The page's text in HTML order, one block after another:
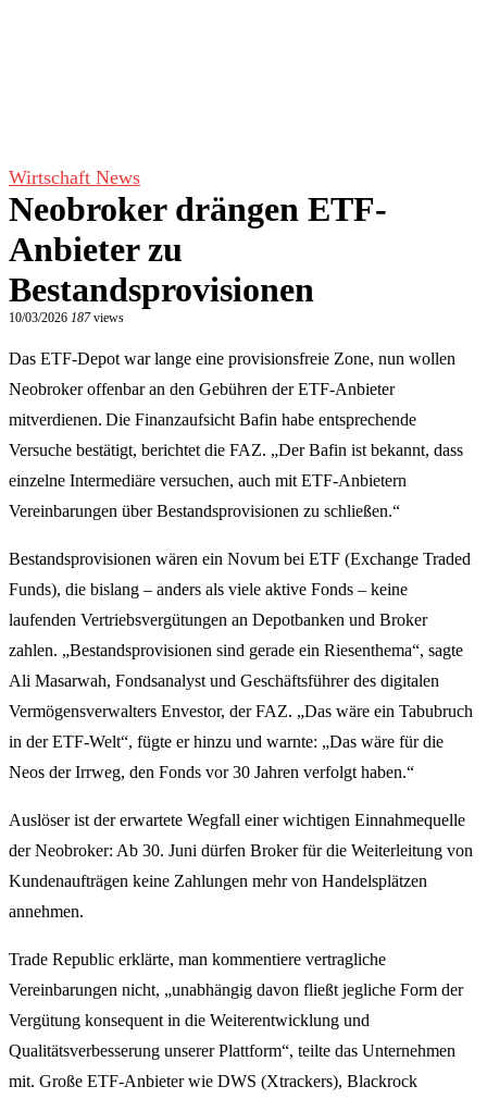
Wirtschaft News
Neobroker drängen ETF-
Anbieter zu
Bestandsprovisionen
10/03/2026 187views
Das ETF-Depot war lange eine provisionsfreie Zone, nun wollen
Neobroker offenbar an den Gebühren der ETF-Anbieter
mitverdienen. Die Finanzaufsicht Bafin habe entsprechende
Versuche bestätigt, berichtet die FAZ. „Der Bafin ist bekannt, dass
einzelne Intermediäre versuchen, auch mit ETF-Anbietern
Vereinbarungen über Bestandsprovisionen zu schließen.“
Bestandsprovisionen wären ein Novum bei ETF (Exchange Traded
Funds), die bislang – anders als viele aktive Fonds – keine
laufenden Vertriebsvergütungen an Depotbanken und Broker
zahlen. „Bestandsprovisionen sind gerade ein Riesenthema“, sagte
Ali Masarwah, Fondsanalyst und Geschäftsführer des digitalen
Vermögensverwalters Envestor, der FAZ. „Das wäre ein Tabubruch
in der ETF-Welt“, fügte er hinzu und warnte: „Das wäre für die
Neos der Irrweg, den Fonds vor 30 Jahren verfolgt haben.“
Auslöser ist der erwartete Wegfall einer wichtigen Einnahmequelle
der Neobroker: Ab 30. Juni dürfen Broker für die Weiterleitung von
Kundenaufträgen keine Zahlungen mehr von Handelsplätzen
annehmen.
Trade Republic erklärte, man kommentiere vertragliche
Vereinbarungen nicht, „unabhängig davon fließt jegliche Form der
Vergütung konsequent in die Weiterentwicklung und
Qualitätsverbesserung unserer Plattform“, teilte das Unternehmen
mit. Große ETF-Anbieter wie DWS (Xtrackers), Blackrock